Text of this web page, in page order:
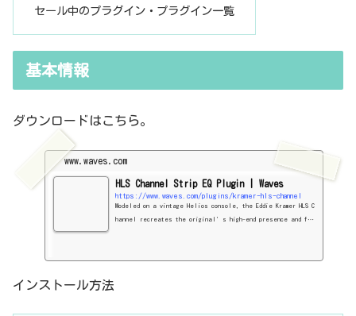
セール中のプラグイン・プラグイン一覧
基本情報
ダウンロードはこちら。
www.waves.com
HLS Channel Strip EQ Plugin | Waves
https://www.waves.com/plugins/kramer-hls-channel
Modeled on a vintage Helios console, the Eddie Kramer HLS C
hannel recreates the original’s high-end presence and fat
インストール方法